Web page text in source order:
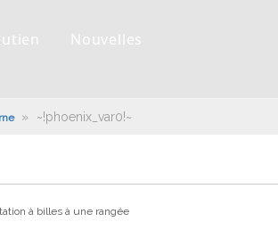
Nouvelles
» ~!phoenix_var0!~
à billes à une rangée